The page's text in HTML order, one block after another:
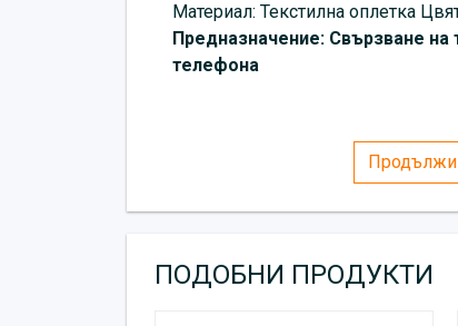
Материал: Текстилна оплетка
Предназначение: Свързване
телефона
Продължи
ПОДОБНИ ПРОДУКТИ